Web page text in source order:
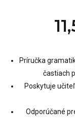
Príručka
častiach
Poskytuje
Odporúčané